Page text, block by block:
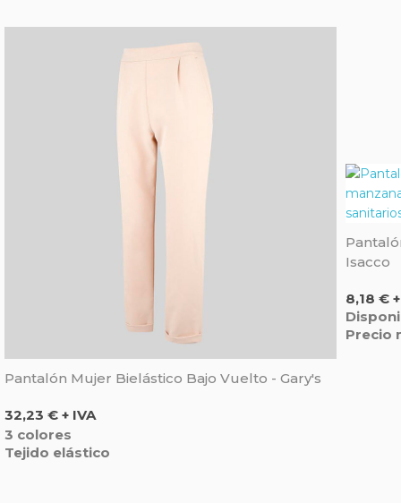
Pantalón Mujer Bielástico Bajo Vuelto - Gary's
Precio
32,23 € + IVA
3 colores
Tejido elástico
Isacco
Precio
8,18 €
Precio